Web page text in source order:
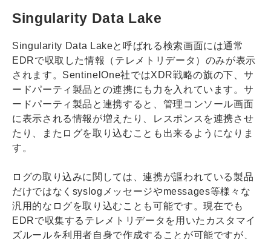
Singularity Data Lake
Singularity Data Lakeと呼ばれる検索画面には通常
EDRで収取した情報（テレメトリデータ）のみが表示
されます。SentinelOne社ではXDR戦略の旗の下、サ
ードパーティ製品との連携にも力を入れています。サ
ードパーティ製品と連携すると、管理コンソール画面
に表示される情報が増えたり、レスポンスを連携させ
たり、またログを取り込むことも出来るようになりま
す。
ログの取り込みに関しては、連携が謳われている製品
だけではなくsyslogメッセージやmessages等様々な
汎用的なログを取り込むことも可能です。現在でも
EDRで収集するテレメトリデータを用いたカスタマイ
ズルールを利用者自身で作成することが可能ですが、